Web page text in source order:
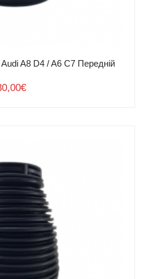
A8 D4 / A6 C7 Передній
€